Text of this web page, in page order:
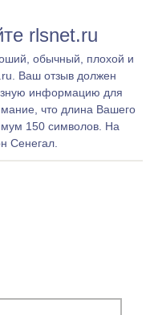
rlsnet.ru
обычный, плохой и
Ваш отзыв должен
информацию для
что длина Вашего
150 символов. На
Сенегал.